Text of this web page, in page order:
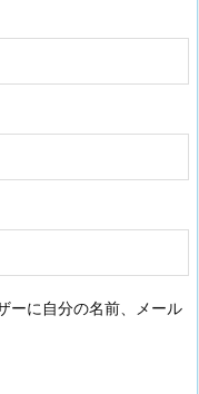
ーに自分の名前、メール